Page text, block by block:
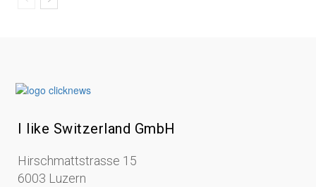
I like Switzerland GmbH
Hirschmattstrasse 15
6003 Luzern